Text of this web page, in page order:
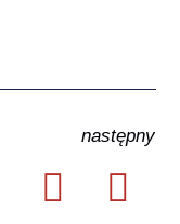
następny